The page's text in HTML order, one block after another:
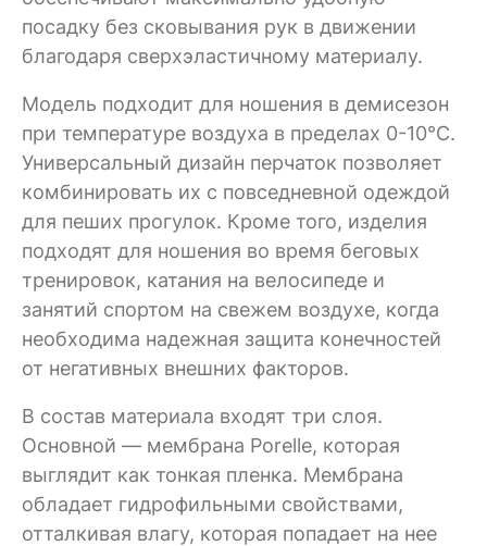
посадку без сковывания рук в движении
благодаря сверхэластичному материалу.
Модель подходит для ношения в демисезон
при температуре воздуха в пределах 0-10°C.
Универсальный дизайн перчаток позволяет
комбинировать их с повседневной одеждой
для пеших прогулок. Кроме того, изделия
подходят для ношения во время беговых
тренировок, катания на велосипеде и
занятий спортом на свежем воздухе, когда
необходима надежная защита конечностей
от негативных внешних факторов.
В состав материала входят три слоя.
Основной — мембрана Porelle, которая
выглядит как тонкая пленка. Мембрана
обладает гидрофильными свойствами,
отталкивая влагу, которая попадает на нее